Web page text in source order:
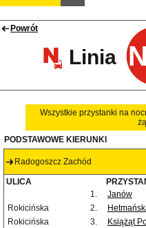
Powrót
Linia
Wszystkie przystanki na
PODSTAWOWE KIERUNKI
Radogoszcz Zachód
ULICA
1.
Janów
Rokicińska
2.
Rokicińska
3. Książąt